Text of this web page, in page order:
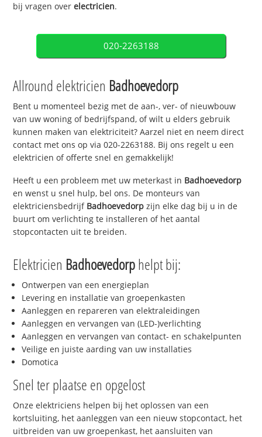
bij vragen overelectricien.
020-2263188
Allround elektricien Badhoevedorp
Bent u momenteel bezig met de aan-, ver- of nieuwbouw
van uw woning of bedrijfspand, of wilt u elders gebruik
kunnen maken van elektriciteit? Aarzel niet en neem direct
contact met ons op via 020-2263188. Bij ons regelt u een
elektricien of offerte snel en gemakkelijk!
Heeft u een probleem met uw meterkast in Badhoevedorp
en wenst u snel hulp, bel ons. De monteurs van
elektriciensbedrijf Badhoevedorp zijn elke dag bij u in de
buurt om verlichting te installeren of het aantal
stopcontacten uit te breiden.
Elektricien Badhoevedorphelpt bij:
Ontwerpen van een energieplan
Levering en installatie van groepenkasten
Aanleggen en repareren van elektraleidingen
Aanleggen en vervangen van (LED-)verlichting
Aanleggen en vervangen van contact- en schakelpunten
Veilige en juiste aarding van uw installaties
Domotica
Snel ter plaatse en opgelost
Onze elektriciens helpen bij het oplossen van een
kortsluiting, het aanleggen van een nieuw stopcontact, het
uitbreiden van uw groepenkast, het aansluiten van